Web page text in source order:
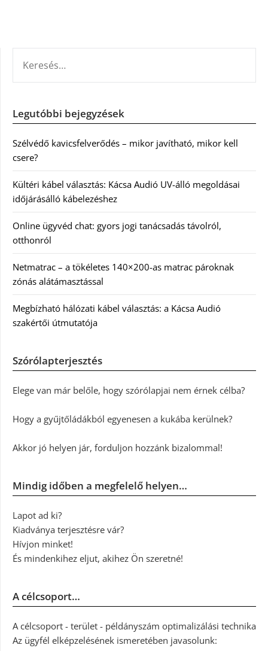
Legutóbbi bejegyzések
Szélvédő kavicsfelverődés – mikor javítható, mikor kell
csere?
Kültéri kábel választás: Kácsa Audió UV-álló megoldásai
időjárásálló kábelezéshez
Online ügyvéd chat: gyors jogi tanácsadás távolról,
otthonról
Netmatrac – a tökéletes 140×200-as matrac pároknak
zónás alátámasztással
Megbízható hálózati kábel választás: a Kácsa Audió
szakértői útmutatója
Szórólapterjesztés
Elege van már belőle, hogy szórólapjai nem érnek célba?
Hogy a gyűjtőládákból egyenesen a kukába kerülnek?
Akkor jó helyen jár, forduljon hozzánk bizalommal!
Mindig időben a megfelelő helyen…
Lapot ad ki?
Kiadványa terjesztésre vár?
Hívjon minket!
És mindenkihez eljut, akihez Ön szeretné!
A célcsoport…
A célcsoport - terület - példányszám optimalizálási technika
Az ügyfél elképzelésének ismeretében javasolunk: